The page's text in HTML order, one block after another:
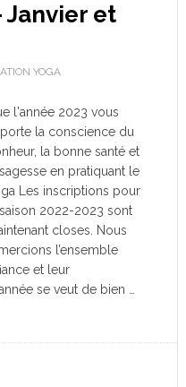
Janvier et
YOGA
l'année 2023 vous
la conscience du
la bonne santé et
sagesse en pratiquant le
Les inscriptions pour
saison 2022-2023 sont
closes. Nous
l’ensemble
et leur
se veut de bien …